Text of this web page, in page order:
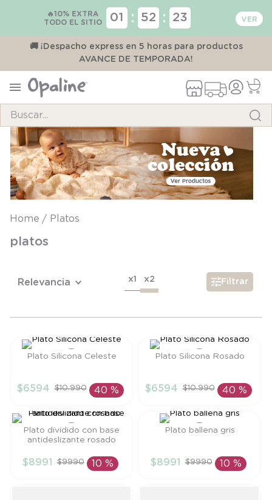
🔥10% EXTRA
TODO EL SITIO
01 : 52 : 22
🚚 ¡Despacho express en 5 horas para productos
AVANCE DE TEMPORADA!
Platos
platos
Relevancia x1 x2 Filtrar
AÑADIR AL
CARRITO
Plato Silicona Celeste
$6594 $10.990 40 %
AÑADIR AL
CARRITO
Plato Silicona Rosado
$6594 $10.990 40 %
Plato dividido con base
antideslizante rosado
$8991 $9990 10 %
Plato ballena gris
$8991 $9990 10 %
TÉRMINOS MÁS BUSCADOS
1.
pijama
2.
calcetines
zapatillas
6
8.
saco dormir
9.
saco
10. zapatillas niño